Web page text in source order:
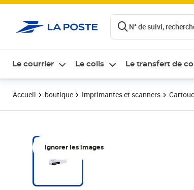
N° de suivi,
Le courrier Le colis Le transfert de
Accueil boutique Imprimantes et scanners
Ignorer les images